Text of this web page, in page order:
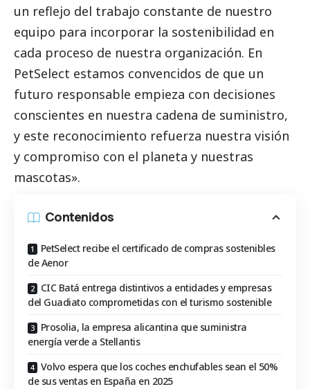
un reflejo del trabajo constante de nuestro
equipo para incorporar la sostenibilidad en
cada proceso de nuestra organización. En
PetSelect estamos convencidos de que un
futuro responsable empieza con decisiones
conscientes en nuestra cadena de suministro,
y este reconocimiento refuerza nuestra visión
y compromiso con el planeta y nuestras
mascotas».
Contenidos
PetSelect recibe el certificado de compras sostenibles
de Aenor
CIC Batá entrega distintivos a entidades y empresas
del Guadiato comprometidas con el turismo sostenible
Prosolia, la empresa alicantina que suministra
energía verde a Stellantis
Volvo espera que los coches enchufables sean el 50%
de sus ventas en España en 2025